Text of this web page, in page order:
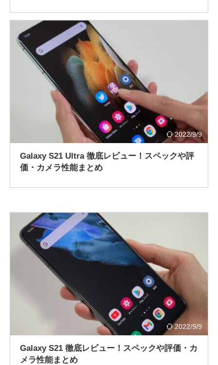
2022/9/9
Galaxy S21 Ultra 徹底レビュー！スペックや評
価・カメラ性能まとめ
2022/9/9
Galaxy S21 徹底レビュー！スペックや評価・カ
メラ性能まとめ